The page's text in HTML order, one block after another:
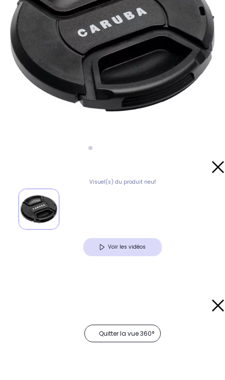
Visuel(s) du produit neuf
Voir les vidéos
Quitter la vue 360°